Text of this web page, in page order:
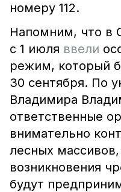
номеру 112.
Напомним, что в
с 1 июля ввели
режим, который
30 сентября. По
Владимира
ответственные
внимательно
лесных массивов,
возникновения
будут